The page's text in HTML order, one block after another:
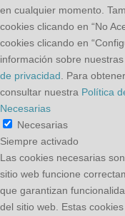
en cualquier momento.
cookies clicando en “No
cookies clicando en
información sobre
de privacidad . Para
consultar nuestra Política
Necesarias
Necesarias
Siempre activado
Las cookies necesarias
sitio web funcione
que garantizan
del sitio web. Estas